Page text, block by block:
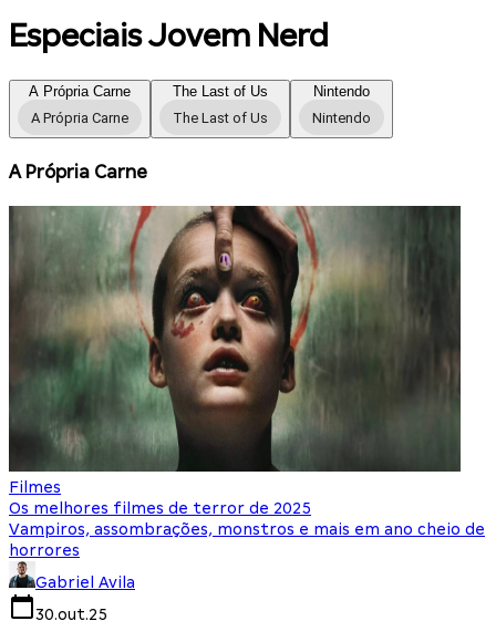
Especiais Jovem Nerd
A Própria Carne
A Própria Carne
The Last of Us
The Last of Us
Nintendo
Nintendo
A Própria Carne
Filmes
Os melhores filmes de terror de 2025
Vampiros, assombrações, monstros e mais em ano cheio de
horrores
Gabriel Avila
30.out.25